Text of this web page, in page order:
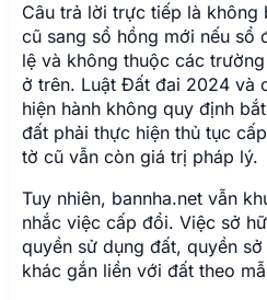
Câu trả lời trực tiếp là
cũ sang sổ hồng mới nếu sổ
lệ và không thuộc các
ở trên. Luật Đất đai 2024 và
hiện hành không quy định
đất phải thực hiện thủ tục
tờ cũ vẫn còn giá trị pháp lý.
Tuy nhiên, bannha.net vẫn
nhắc việc cấp đổi. Việc sở
quyền sử dụng đất, quyền
khác gắn liền với đất theo